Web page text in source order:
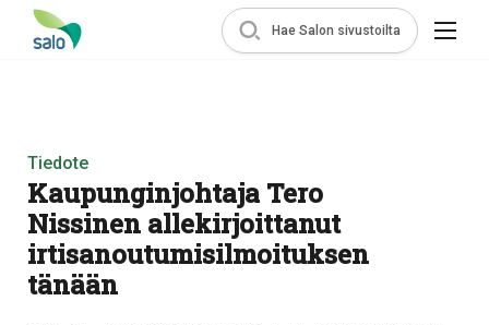
Hae Salon sivustoilta
Tiedote
Kaupunginjohtaja Tero
Nissinen allekirjoittanut
irtisanoutumisilmoituksen
tänään